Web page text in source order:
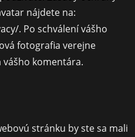
nájdete na:
. Po schválení vášho
fotografia verejne
komentára.
stránku by ste sa mali